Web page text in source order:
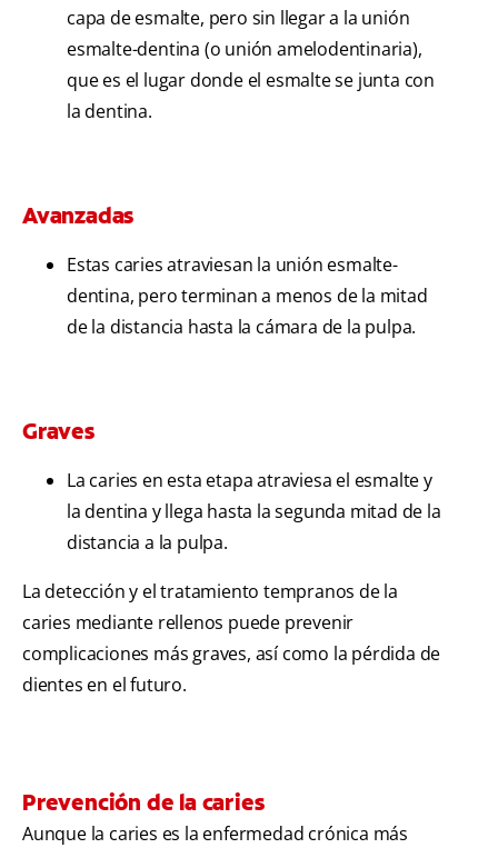
capa de esmalte, pero sin llegar a la unión
esmalte-dentina (o unión amelodentinaria),
que es el lugar donde el esmalte se junta con
la dentina.
Avanzadas
Estas caries atraviesan la unión esmalte-
dentina, pero terminan a menos de la mitad
de la distancia hasta la cámara de la pulpa.
Graves
La caries en esta etapa atraviesa el esmalte y
la dentina y llega hasta la segunda mitad de la
distancia a la pulpa.
La detección y el tratamiento tempranos de la
caries mediante rellenos puede prevenir
complicaciones más graves, así como la pérdida de
dientes en el futuro.
Prevención de la caries
Aunque la caries es la enfermedad crónica más